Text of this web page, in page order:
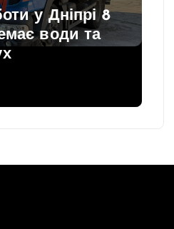
у Дніпрі 8
води та